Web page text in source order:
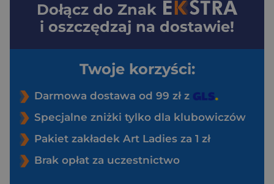
Dołącz do Znak
i oszczędzaj na dostawie!
Twoje korzyści:
Darmowa dostawa od 99 zł z
Specjalne zniżki tylko dla klubowiczów
Pakiet zakładek Art Ladies za 1 zł
Brak opłat za uczestnictwo